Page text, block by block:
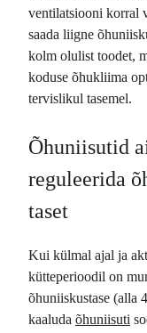
ventilatsiooni korral
saada liigne
kolm olulist toodet,
koduse õhukliima
tervislikul tasemel.
Õhuniisutid
reguleerida
taset
Kui külmal ajal ja
kütteperioodil on
õhuniiskustase (alla
kaaluda õhuniisuti